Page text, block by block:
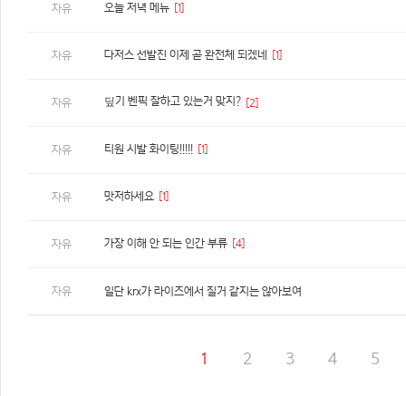
자유 오늘 저녁 메뉴 [1]
자유 다저스 선발진 이제 곧 완전체 되겠네 [1]
자유 딮기 벤픽 잘하고 있는거 맞지? [2]
자유 티원 시발 화이팅!!!!! [1]
자유 맛저하세요 [1]
자유 가장 이해 안 되는 인간 부류 [4]
자유 일단 krx가 라이즈에서 질거 같지는 않아보여
1 2 3 4 5